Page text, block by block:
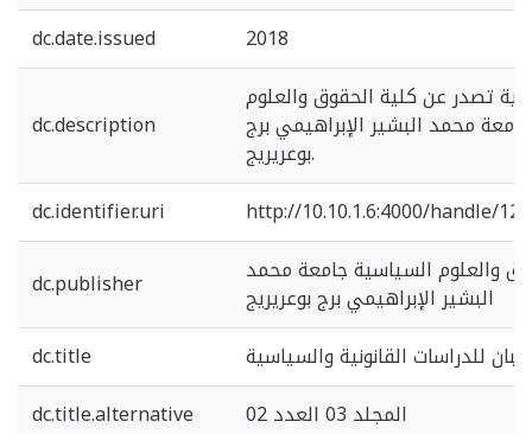
dc.date.issued
2018
dc.description
تصدر عن كلية الحقوق والعلوم
محمد البشير الإبراهيمي برج
بوعريريج.
dc.identifier.uri
http://10.10.1.6:4000/handle/
dc.publisher
والعلوم السياسية جامعة محمد
البشير الإبراهيمي برج بوعريريج
dc.title
للدراسات القانونية والسياسية
dc.title.alternative
المجلد 03 العدد 02